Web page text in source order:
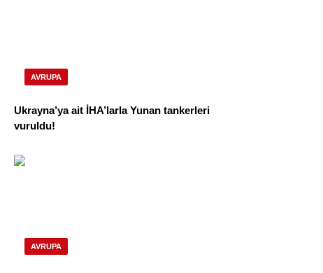
AVRUPA
Ukrayna’ya ait İHA’larla Yunan tankerleri
vuruldu!
AVRUPA